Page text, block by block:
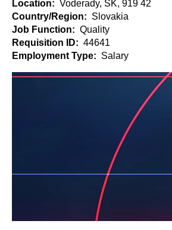
Location: Voderady, SK, 919 42
Country/Region: Slovakia
Job Function: Quality
Requisition ID: 44641
Employment Type: Salary